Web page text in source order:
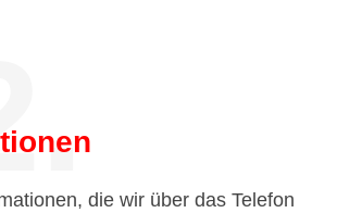
die wir über das Telefon